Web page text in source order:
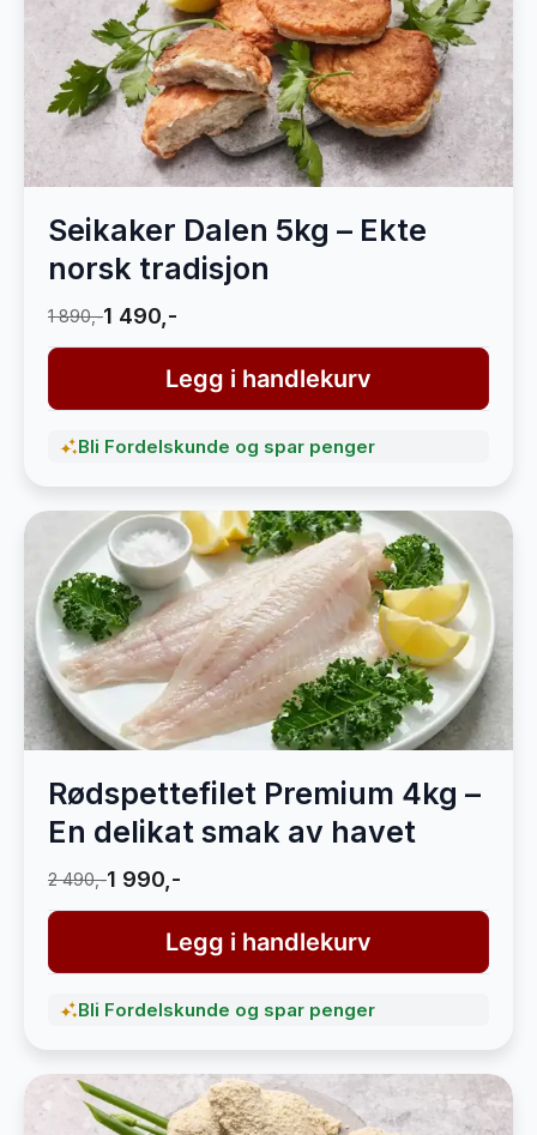
Seikaker Dalen 5kg – Ekte
norsk tradisjon
1 890,-1 490,-
Legg i handlekurv
Bli Fordelskunde og spar penger
Rødspettefilet Premium 4kg –
En delikat smak av havet
2 490,-1 990,-
Legg i handlekurv
Bli Fordelskunde og spar penger